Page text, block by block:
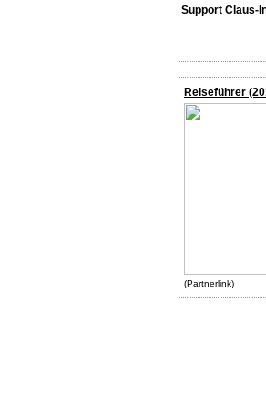
Support Claus-
Reiseführer
(Partnerlink)